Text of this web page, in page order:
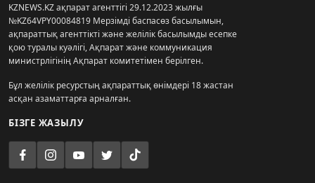
KZNEWS.KZ ақпарат агенттігі 29.12.2023 жылғы
№KZ64VPY00084819 Мерзімді баспасөз басылымын,
ақпараттық агенттікті және желілік басылымды есепке
қою туралы куәлігі, Ақпарат және коммуникация
министрлігінің Ақпарат комитетімен берілген.
Бұл желілік ресурстың ақпараттық өнімдері 18 жастан
асқан азаматтарға арналған.
БІЗГЕ ЖАЗЫЛУ